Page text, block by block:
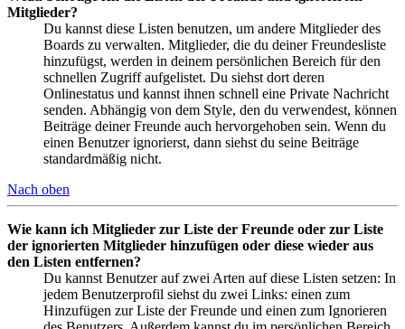
Mitglieder?
Du kannst diese Listen benutzen, um andere Mitglieder des
Boards zu verwalten. Mitglieder, die du deiner Freundesliste
hinzufügst, werden in deinem persönlichen Bereich für den
schnellen Zugriff aufgelistet. Du siehst dort deren
Onlinestatus und kannst ihnen schnell eine Private Nachricht
senden. Abhängig von dem Style, den du verwendest, können
Beiträge deiner Freunde auch hervorgehoben sein. Wenn du
einen Benutzer ignorierst, dann siehst du seine Beiträge
standardmäßig nicht.
Nach oben
Wie kann ich Mitglieder zur Liste der Freunde oder zur Liste
der ignorierten Mitglieder hinzufügen oder diese wieder aus
den Listen entfernen?
Du kannst Benutzer auf zwei Arten auf diese Listen setzen: In
jedem Benutzerprofil siehst du zwei Links: einen zum
Hinzufügen zur Liste der Freunde und einen zum Ignorieren